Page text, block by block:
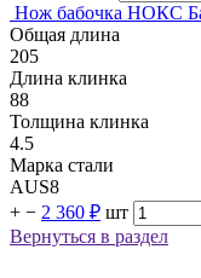
Нож бабочка НОКС
Общая длина
205
Длина клинка
88
Толщина клинка
4.5
Марка стали
AUS8
+ − 2 360 ₽ шт
Вернуться в раздел